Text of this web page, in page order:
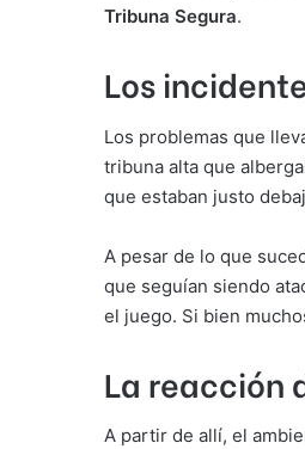
Tribuna Segura.
Los
Los problemas que
tribuna alta que
que estaban justo
A pesar de lo que
que seguían siendo
el juego. Si bien
La reacción
A partir de allí, el